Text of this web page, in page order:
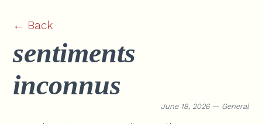
← Back
sentiments
inconnus
June 18, 2026 — General